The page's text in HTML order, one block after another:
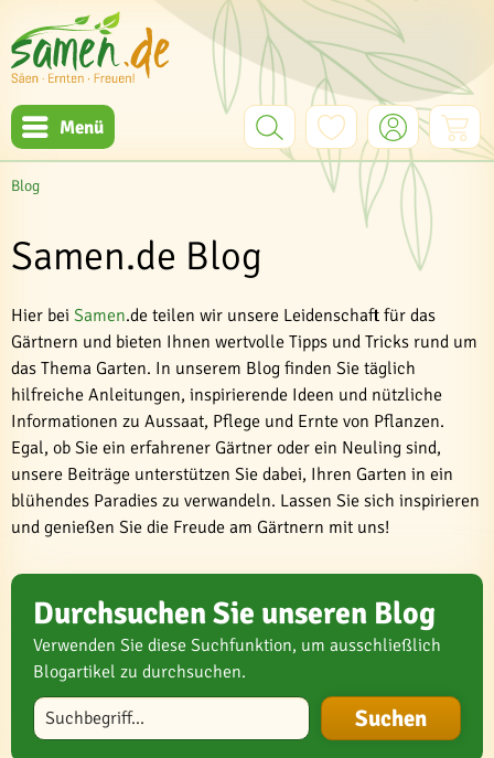
Menü
Blog
Samen.de Blog
Hier bei Samen.de teilen wir unsere Leidenschaft für das
Gärtnern und bieten Ihnen wertvolle Tipps und Tricks rund um
das Thema Garten. In unserem Blog finden Sie täglich
hilfreiche Anleitungen, inspirierende Ideen und nützliche
Informationen zu Aussaat, Pflege und Ernte von Pflanzen.
Egal, ob Sie ein erfahrener Gärtner oder ein Neuling sind,
unsere Beiträge unterstützen Sie dabei, Ihren Garten in ein
blühendes Paradies zu verwandeln. Lassen Sie sich inspirieren
und genießen Sie die Freude am Gärtnern mit uns!
Durchsuchen Sie unseren Blog
Verwenden Sie diese Suchfunktion, um ausschließlich
Blogartikel zu durchsuchen.
Blog durchsuchen